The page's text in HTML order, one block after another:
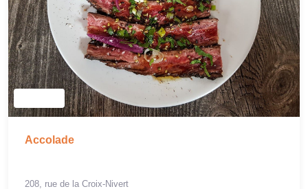
Accolade
208, rue de la Croix-Nivert